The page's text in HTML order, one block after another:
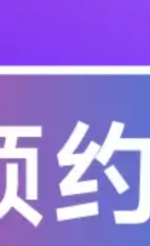
38.0 Sunny，>38.0 Very Ho
本身